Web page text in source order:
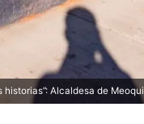
Alcaldesa de Meoqui